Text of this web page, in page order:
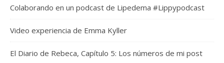
Colaborando en un podcast de Lipedema #Lippypodcast
Video experiencia de Emma Kyller
El Diario de Rebeca, Capítulo 5: Los números de mi post